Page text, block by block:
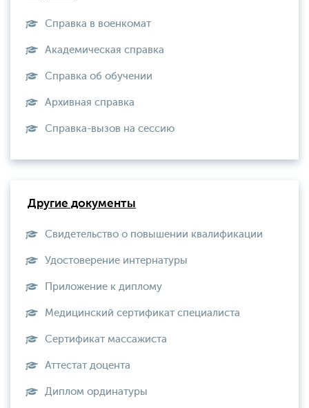
Справка в военкомат
Академическая справка
Справка об обучении
Архивная справка
Справка-вызов на сессию
Другие документы
Свидетельство о повышении квалификации
Удостоверение интернатуры
Приложение к диплому
Медицинский сертификат специалиста
Сертификат массажиста
Аттестат доцента
Диплом ординатуры